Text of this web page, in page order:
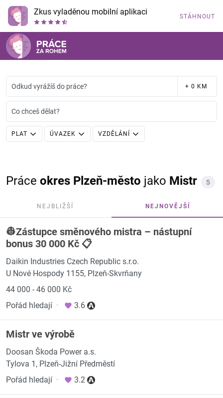
Zkus vyladěnou mobilní aplikaci STÁHNOUT
Odkud vyrážíš do práce? + 0 KM
Co chceš dělat?
PLAT ÚVAZEK VZDĚLÁNÍ
Práce okres Plzeň-město jako Mistr 5
NEJBLIŽŠÍ NEJNOVĚJŠÍ
👷Zástupce směnového mistra – nástupní
bonus 30 000 Kč 📋
Daikin Industries Czech Republic s.r.o.
U Nové Hospody 1155, Plzeň-Skvrňany
44 000 - 46 000 Kč
Pořád hledají · 3.6
Mistr ve výrobě
Doosan Škoda Power a.s.
Tylova 1, Plzeň-Jižní Předměstí
Pořád hledají · 3.2